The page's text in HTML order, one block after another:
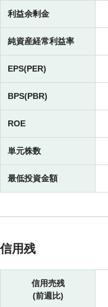
利益余剰金
純資産経常利益率
EPS(PER)
BPS(PBR)
ROE
単元株数
最低投資金額
信用残
信用売残
(前週比)